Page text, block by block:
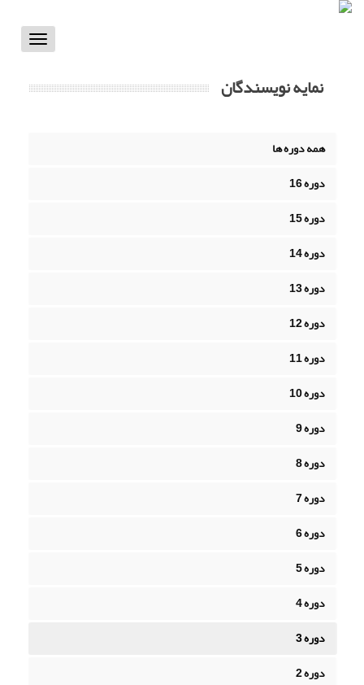
Toggle
نمایه نویسندگان
همه دوره ها
دوره 16
دوره 15
دوره 14
دوره 13
دوره 12
دوره 11
دوره 10
دوره 9
دوره 8
دوره 7
دوره 6
دوره 5
دوره 4
دوره 3
دوره 2